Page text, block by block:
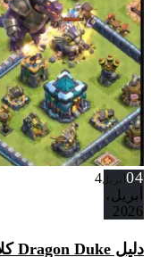
04أبريل4
أبريل،
2026
دليل Dragon Duke كلاش أوف كلانس 2026: القدرات وأفضل المعدات وشرح Royal Rampage